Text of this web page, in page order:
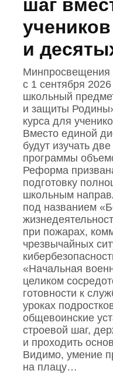
шаг
и
Минпросвещения
с 1 сентября
школьный
и защиты
курса для
Вместо единой
будут изучать
программы
Реформа
подготовку
школьным
под названием
при пожарах,
чрезвычайных
«Начальная
целиком
готовности к
уроках
общевоинские
строевой шаг,
и проходить
Видимо, умение
на плацу…